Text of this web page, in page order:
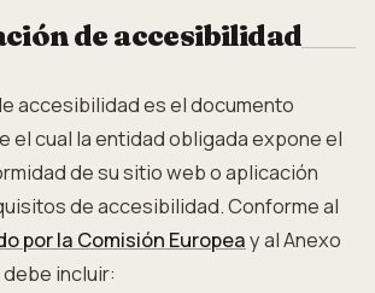
de accesibilidad
accesibilidad es el documento
el cual la entidad obligada expone el
de su sitio web o aplicación
de accesibilidad. Conforme al
por la Comisión Europeay al Anexo
debe incluir: